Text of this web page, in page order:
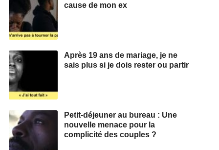
cause de mon ex
Après 19 ans de mariage, je ne
sais plus si je dois rester ou partir
Petit-déjeuner au bureau : Une
nouvelle menace pour la
complicité des couples ?